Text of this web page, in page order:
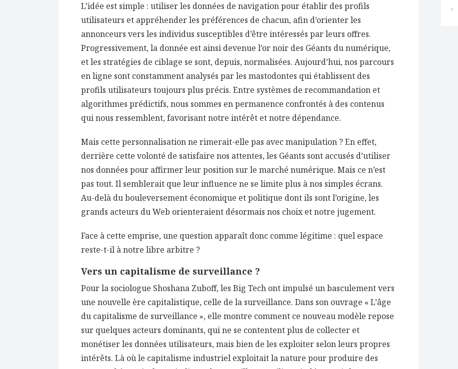
L’idée est simple : utiliser les données de navigation pour établir des profils
utilisateurs et appréhender les préférences de chacun, afin d’orienter les
annonceurs vers les individus susceptibles d’être intéressés par leurs offres.
Progressivement, la donnée est ainsi devenue l’or noir des Géants du numérique,
et les stratégies de ciblage se sont, depuis, normalisées. Aujourd’hui, nos parcours
en ligne sont constamment analysés par les mastodontes qui établissent des
profils utilisateurs toujours plus précis. Entre systèmes de recommandation et
algorithmes prédictifs, nous sommes en permanence confrontés à des contenus
qui nous ressemblent, favorisant notre intérêt et notre dépendance.
Mais cette personnalisation ne rimerait-elle pas avec manipulation ? En effet,
derrière cette volonté de satisfaire nos attentes, les Géants sont accusés d’utiliser
nos données pour affirmer leur position sur le marché numérique. Mais ce n’est
pas tout. Il semblerait que leur influence ne se limite plus à nos simples écrans.
Au-delà du bouleversement économique et politique dont ils sont l’origine, les
grands acteurs du Web orienteraient désormais nos choix et notre jugement.
Face à cette emprise, une question apparaît donc comme légitime : quel espace
reste-t-il à notre libre arbitre ?
Vers un capitalisme de surveillance ?
Pour la sociologue Shoshana Zuboff, les Big Tech ont impulsé un basculement vers
une nouvelle ère capitalistique, celle de la surveillance. Dans son ouvrage « L’âge
du capitalisme de surveillance », elle montre comment ce nouveau modèle repose
sur quelques acteurs dominants, qui ne se contentent plus de collecter et
monétiser les données utilisateurs, mais bien de les exploiter selon leurs propres
intérêts. Là où le capitalisme industriel exploitait la nature pour produire des